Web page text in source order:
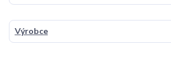
Výrobce